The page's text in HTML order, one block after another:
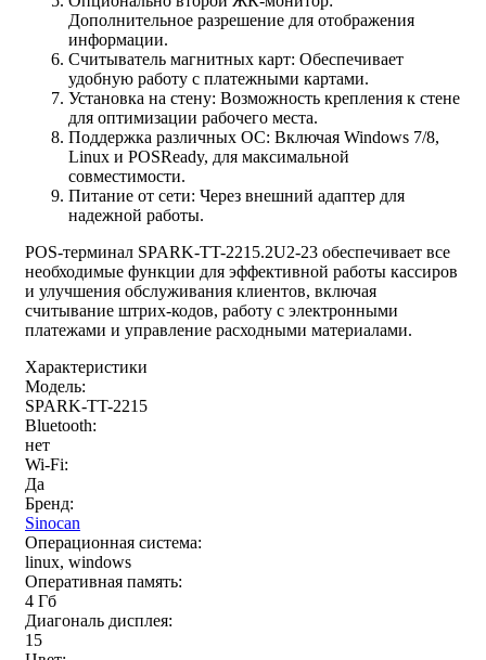
Дополнительное разрешение для отображения
информации.
Считыватель магнитных карт: Обеспечивает
удобную работу с платежными картами.
Установка на стену: Возможность крепления к стене
для оптимизации рабочего места.
Поддержка различных ОС: Включая Windows 7/8,
Linux и POSReady, для максимальной
совместимости.
Питание от сети: Через внешний адаптер для
надежной работы.
POS-терминал SPARK-TT-2215.2U2-23 обеспечивает все
необходимые функции для эффективной работы кассиров
и улучшения обслуживания клиентов, включая
считывание штрих-кодов, работу с электронными
платежами и управление расходными материалами.
Характеристики
Модель:
SPARK-TT-2215
Bluetooth:
нет
Wi-Fi:
Да
Бренд:
Sinocan
Операционная система:
linux, windows
Оперативная память:
4 Гб
Диагональ дисплея:
15